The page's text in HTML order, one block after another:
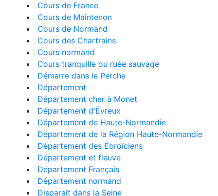
Cours de France
Cours de Maintenon
Cours de Normand
Cours des Chartrains
Cours normand
Cours tranquille ou ruée sauvage
Démarre dans le Perche
Département
Département cher à Monet
Département d'Évreux
Département de Haute-Normandie
Département de la Région Haute-Normandie
Département des Ébroïciens
Département et fleuve
Département Français
Département normand
Disparaît dans la Seine